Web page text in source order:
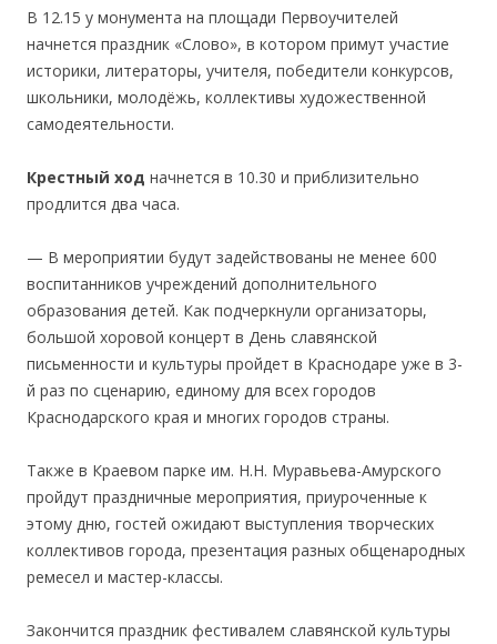
В 12.15 у монумента на площади Первоучителей
начнется праздник «Слово», в котором примут участие
историки, литераторы, учителя, победители конкурсов,
школьники, молодёжь, коллективы художественной
самодеятельности.
Крестный ход начнется в 10.30 и приблизительно
продлится два часа.
— В мероприятии будут задействованы не менее 600
воспитанников учреждений дополнительного
образования детей. Как подчеркнули организаторы,
большой хоровой концерт в День славянской
письменности и культуры пройдет в Краснодаре уже в 3-
й раз по сценарию, единому для всех городов
Краснодарского края и многих городов страны.
Также в Краевом парке им. Н.Н. Муравьева-Амурского
пройдут праздничные мероприятия, приуроченные к
этому дню, гостей ожидают выступления творческих
коллективов города, презентация разных общенародных
ремесел и мастер-классы.
Закончится праздник фестивалем славянской культуры